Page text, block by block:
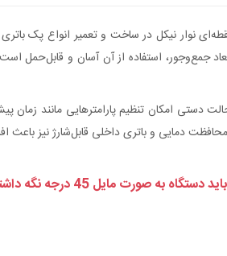
نوار نیکل در ساخت و تعمیر انواع پک
دستی امکان تنظیم پارامترهایی مانند
محافظت دمایی و باتری داخلی قابل‌شارژ
شود تا هر دو سر پین ها مماس بر سطح نوار نیکل باشد.